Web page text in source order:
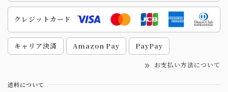
クレジットカード
キャリア決済 Amazon Pay PayPay
お支払い方法について
送料について